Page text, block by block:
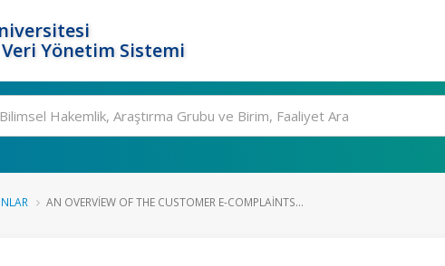
Yönetim Sistemi
AN OVERVIEW OF THE CUSTOMER E-COMPLAINTS...